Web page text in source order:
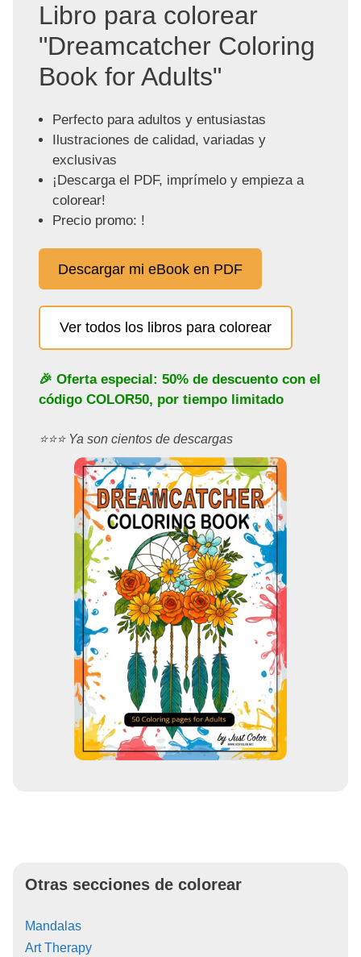
Libro para colorear
"Dreamcatcher Coloring
Book for Adults"
Perfecto para adultos y entusiastas
Ilustraciones de calidad, variadas y
exclusivas
¡Descarga el PDF, imprímelo y empieza a
colorear!
Precio promo: !
Descargar mi eBook en PDF
Ver todos los libros para colorear
🎉 Oferta especial: 50% de descuento con el
código COLOR50, por tiempo limitado
⭐️⭐️⭐️ Ya son cientos de descargas
Otras secciones de colorear
Mandalas
Art Therapy